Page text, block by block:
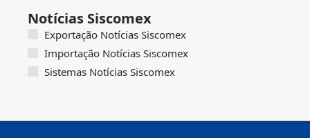
Notícias Siscomex
Exportação Notícias Siscomex
Importação Notícias Siscomex
Sistemas Notícias Siscomex